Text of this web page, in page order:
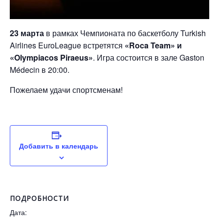
23 марта в рамках Чемпионата по баскетболу Turkish
Airlines EuroLeague встретятся «Roca Team» и
«Olympiacos Piraeus». Игра состоится в зале Gaston
Médecin в 20:00.
Пожелаем удачи спортсменам!
Добавить в календарь
ПОДРОБНОСТИ
Дата: